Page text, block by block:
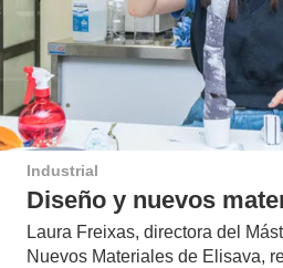
Industrial
Diseño y nuevos
Laura Freixas, directora del
Nuevos Materiales de Elisava,